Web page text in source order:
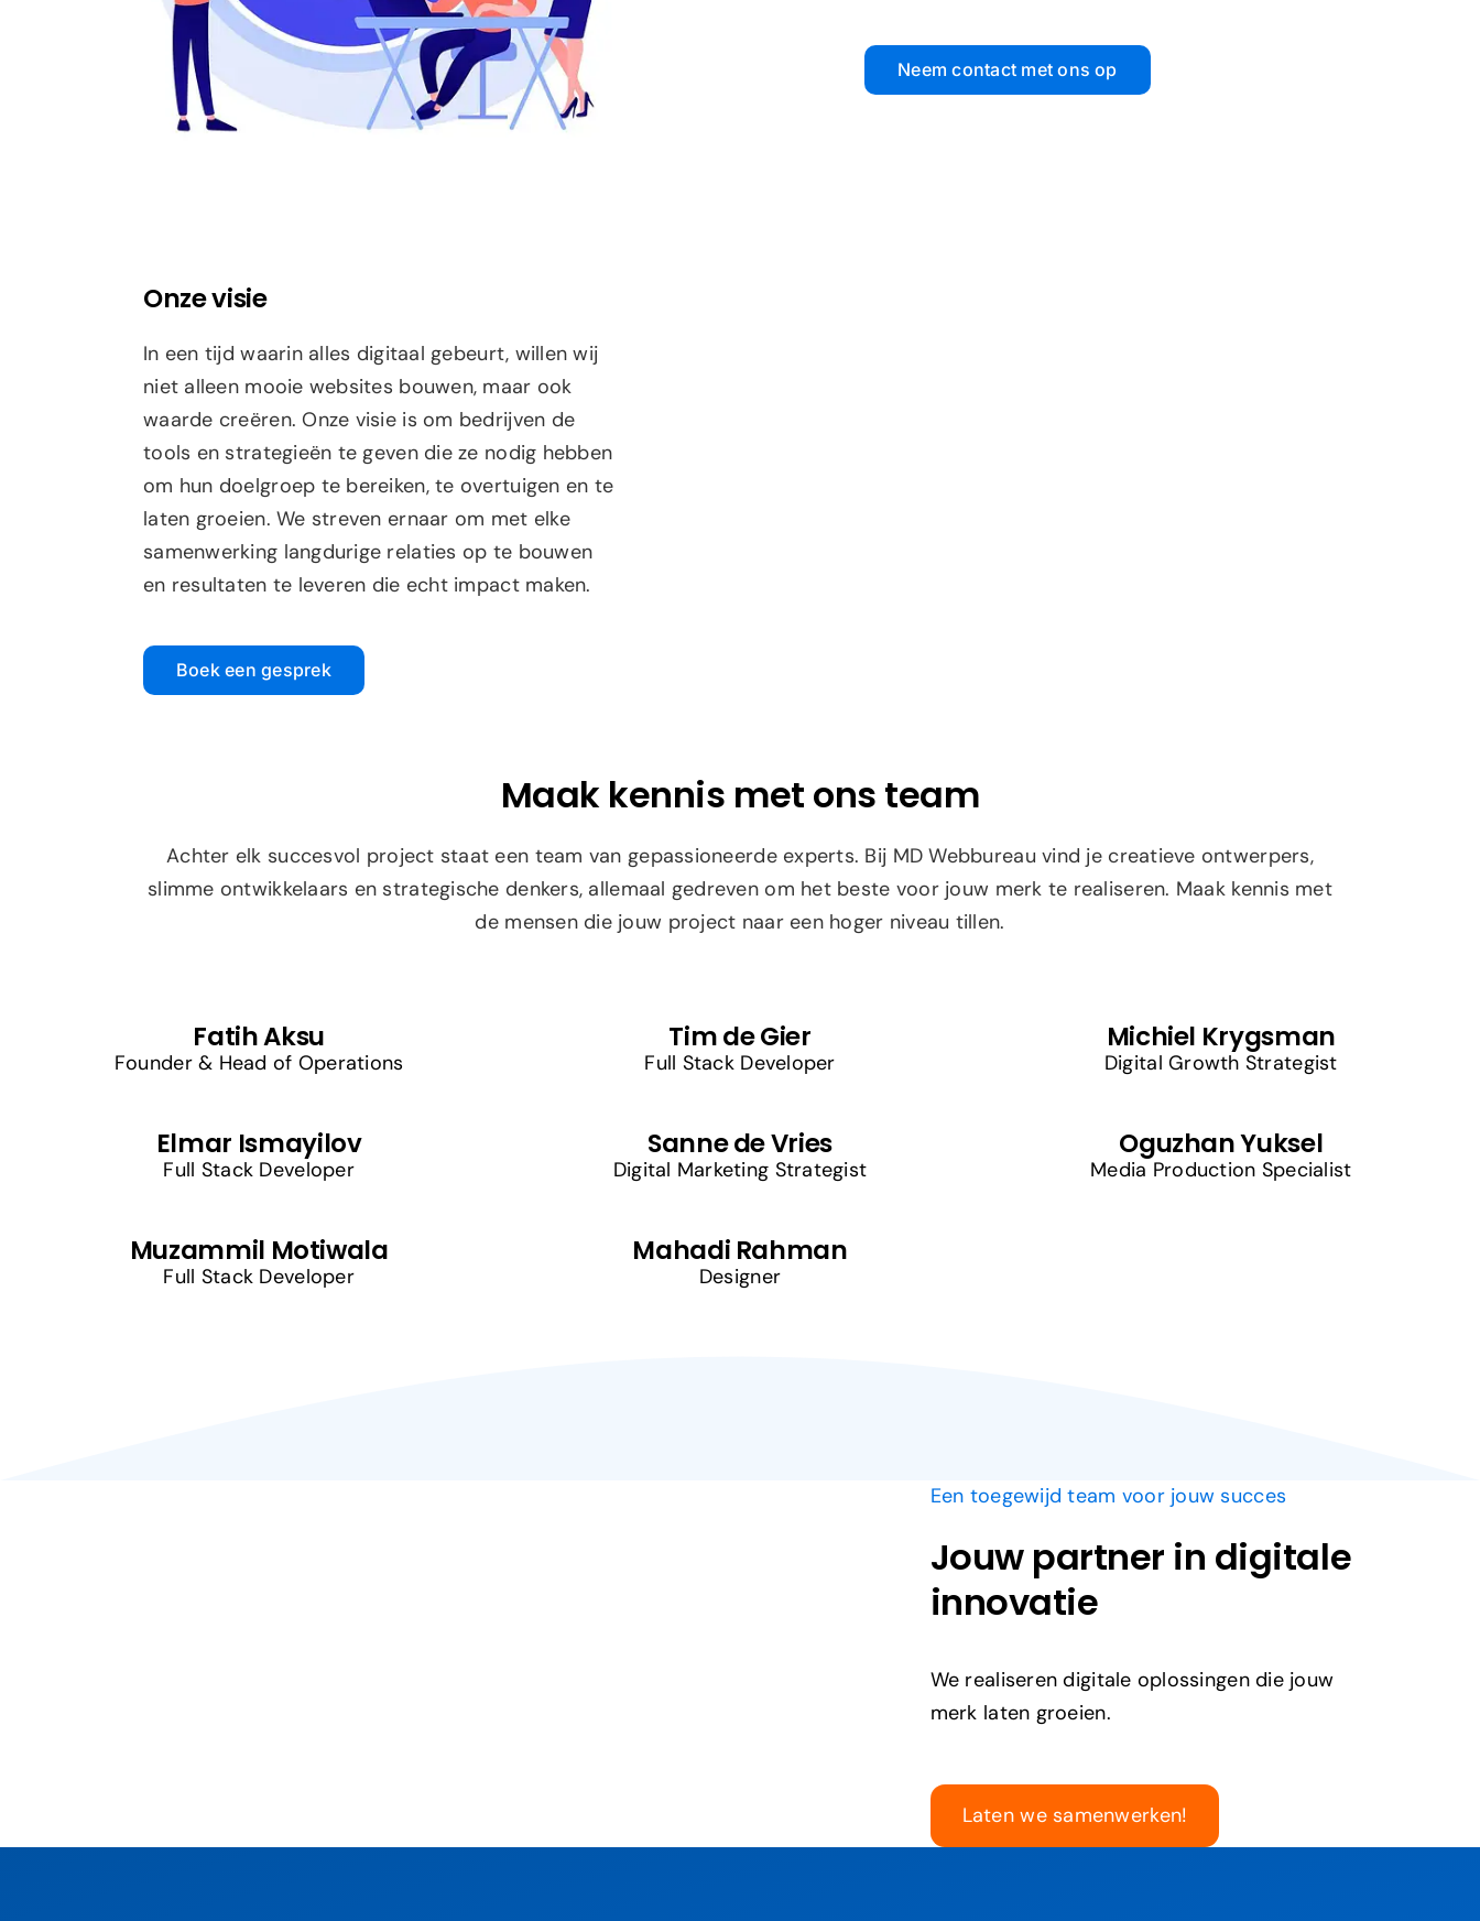
Neem contact met ons op
Onze visie
In een tijd waarin alles digitaal gebeurt, willen wij
niet alleen mooie websites bouwen, maar ook
waarde creëren. Onze visie is om bedrijven de
tools en strategieën te geven die ze nodig hebben
om hun doelgroep te bereiken, te overtuigen en te
laten groeien. We streven ernaar om met elke
samenwerking langdurige relaties op te bouwen
en resultaten te leveren die echt impact maken.
Boek een gesprek
Maak kennis met ons team
Achter elk succesvol project staat een team van gepassioneerde experts. Bij MD Webbureau vind je creatieve ontwerpers,
slimme ontwikkelaars en strategische denkers, allemaal gedreven om het beste voor jouw merk te realiseren. Maak kennis met
de mensen die jouw project naar een hoger niveau tillen.
Fatih Aksu
Founder & Head of Operations
Tim de Gier
Full Stack Developer
Michiel Krygsman
Digital Growth Strategist
Elmar Ismayilov
Full Stack Developer
Sanne de Vries
Digital Marketing Strategist
Oguzhan Yuksel
Media Production Specialist
Muzammil Motiwala
Full Stack Developer
Mahadi Rahman
Designer
BEN
Een toegewijd team voor jouw succes
Jouw partner in digitale
innovatie
We realiseren digitale oplossingen die jouw
merk laten groeien.
Laten we samenwerken!